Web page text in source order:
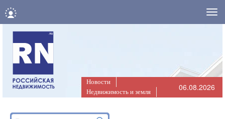
Новости
Недвижимость и земля
06.08.2026